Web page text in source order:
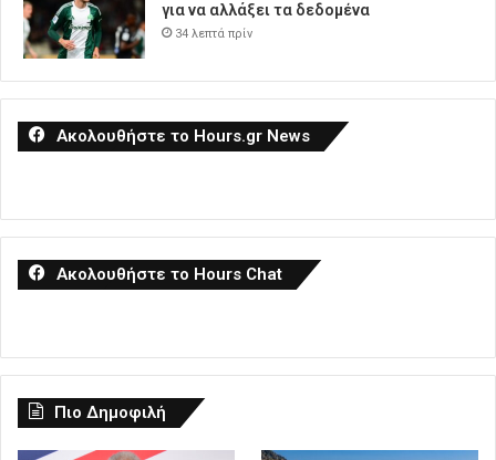
για να αλλάξει τα δεδομένα
34 λεπτά πρίν
Ακολουθήστε το Hours.gr News
Ακολουθήστε το Hours Chat
Πιο Δημοφιλή